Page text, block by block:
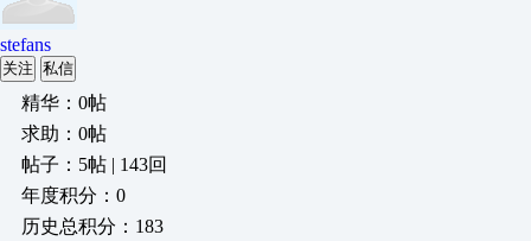
stefans
关注 私信
精华：0帖
求助：0帖
帖子：5帖 | 143回
年度积分：0
历史总积分：183